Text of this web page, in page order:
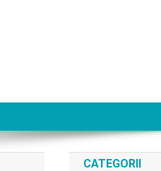
CATEGORII